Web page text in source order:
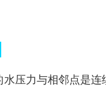
压力与相邻点是